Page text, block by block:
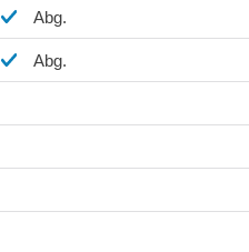
Abg.
Abg.